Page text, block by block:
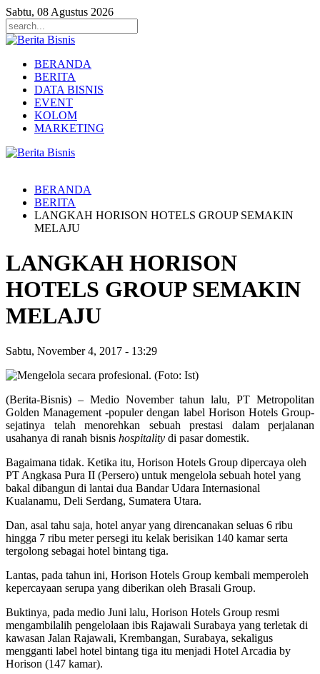
Sabtu, 08 Agustus 2026
BERANDA
BERITA
DATA BISNIS
EVENT
KOLOM
MARKETING
BERANDA
BERITA
LANGKAH HORISON HOTELS GROUP SEMAKIN
MELAJU
LANGKAH HORISON
HOTELS GROUP SEMAKIN
MELAJU
Sabtu, November 4, 2017 - 13:29
(Berita-Bisnis) – Medio November tahun lalu, PT Metropolitan
Golden Management -populer dengan label Horison Hotels Group-
sejatinya telah menorehkan sebuah prestasi dalam perjalanan
usahanya di ranah bisnis hospitality di pasar domestik.
Bagaimana tidak. Ketika itu, Horison Hotels Group dipercaya oleh
PT Angkasa Pura II (Persero) untuk mengelola sebuah hotel yang
bakal dibangun di lantai dua Bandar Udara Internasional
Kualanamu, Deli Serdang, Sumatera Utara.
Dan, asal tahu saja, hotel anyar yang direncanakan seluas 6 ribu
hingga 7 ribu meter persegi itu kelak berisikan 140 kamar serta
tergolong sebagai hotel bintang tiga.
Lantas, pada tahun ini, Horison Hotels Group kembali memperoleh
kepercayaan serupa yang diberikan oleh Brasali Group.
Buktinya, pada medio Juni lalu, Horison Hotels Group resmi
mengambilalih pengelolaan ibis Rajawali Surabaya yang terletak di
kawasan Jalan Rajawali, Krembangan, Surabaya, sekaligus
mengganti label hotel bintang tiga itu menjadi Hotel Arcadia by
Horison (147 kamar).